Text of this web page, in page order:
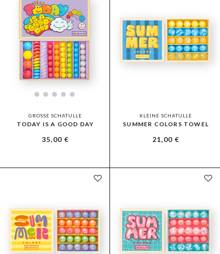
GROSSE SCHATULLE
TODAY IS A GOOD DAY
35,00€
KLEINE SCHATULLE
SUMMER COLORS TOWEL
21,00€